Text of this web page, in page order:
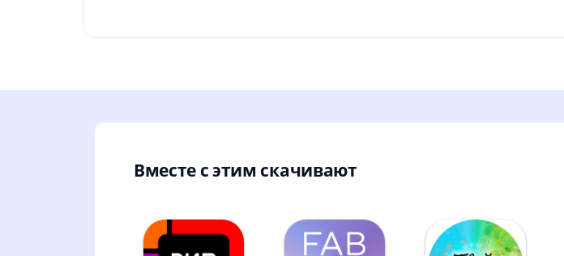
Вместе с этим скачивают